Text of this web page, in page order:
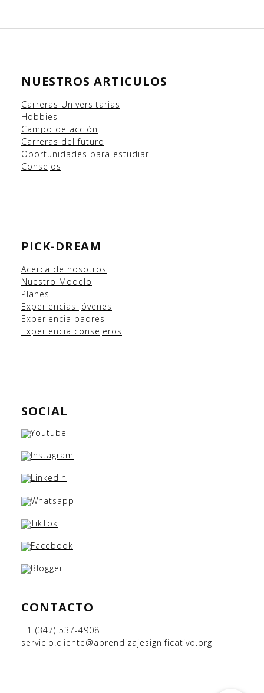
NUESTROS ARTICULOS
Carreras Universitarias
Hobbies
Campo de acción
Carreras del futuro
Oportunidades para estudiar
Consejos
PICK-DREAM
Acerca de nosotros
Nuestro Modelo
Planes
Experiencias jóvenes
Experiencia padres
Experiencia consejeros
SOCIAL
CONTACTO
+1 (347) 537-4908
servicio.cliente@aprendizajesignificativo.org